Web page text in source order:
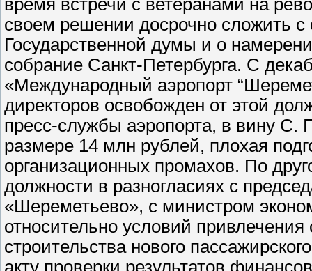
время встречи с ветеранами на
своем решении досрочно сложить с
Государственной думы и о
собрание Санкт-Петербурга. С
«Международный аэропорт
директоров освобожден от этой
пресс-службы аэропорта, в вину С.
размере 14 млн рублей, плохая
организационных промахов. По
должности в разногласиях с
«Шереметьево», с министром
относительно условий привлечения
строительства нового
акту проверки результатов